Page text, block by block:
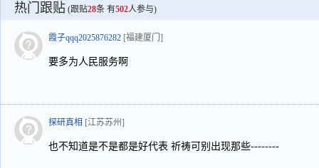
热门跟贴 (跟贴28条 有502人参与)
霞子qqq2025876282 [福建厦门]
要多为人民服务啊
探研真相 [江苏苏州]
也不知道是不是都是好代表 祈祷可别出现那些--------